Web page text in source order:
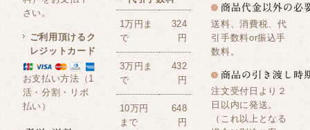
さい。
ご利用頂けるク
レジットカード
お支払い方法（1
活・分割・リボ
払い）
1万円ま
で
324
円
3万円ま
で
432
円
10万円
まで
648
円
送料、消費税、代
引手数料or振込手
数料。
注文受付日より２
日以内に発送。
（これ以上となる